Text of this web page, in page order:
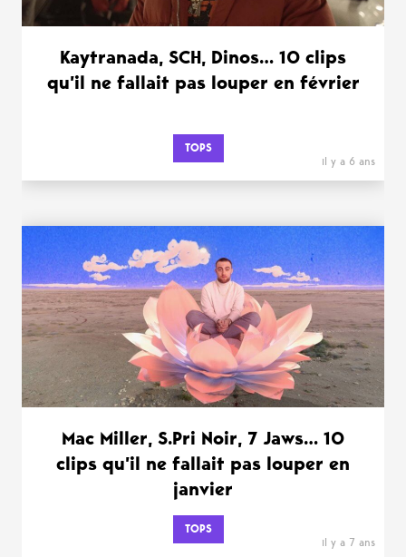
Kaytranada, SCH, Dinos… 10 clips
qu’il ne fallait pas louper en février
TOPS
il y a 6 ans
Mac Miller, S.Pri Noir, 7 Jaws… 10
clips qu’il ne fallait pas louper en
janvier
TOPS
il y a 7 ans